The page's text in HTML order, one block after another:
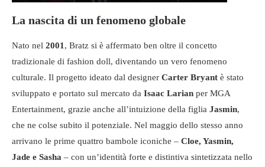
La nascita di un fenomeno globale
Nato nel 2001 , Bratz si è affermato ben oltre il concetto
tradizionale di fashion doll, diventando un vero fenomeno
culturale. Il progetto ideato dal designer Carter Bryant è stato
sviluppato e portato sul mercato da Isaac Larian per MGA
Entertainment, grazie anche all’intuizione della figlia Jasmin,
che ne colse subito il potenziale. Nel maggio dello stesso anno
arrivano le prime quattro bambole iconiche – Cloe, Yasmin,
Jade e Sasha – con un’identità forte e distintiva sintetizzata nello